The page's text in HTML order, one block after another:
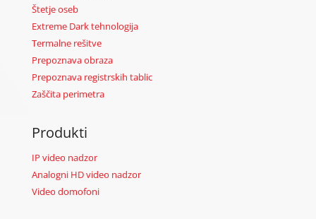
Štetje oseb
Extreme Dark tehnologija
Termalne rešitve
Prepoznava obraza
Prepoznava registrskih tablic
Zaščita perimetra
Produkti
IP video nadzor
Analogni HD video nadzor
Video domofoni